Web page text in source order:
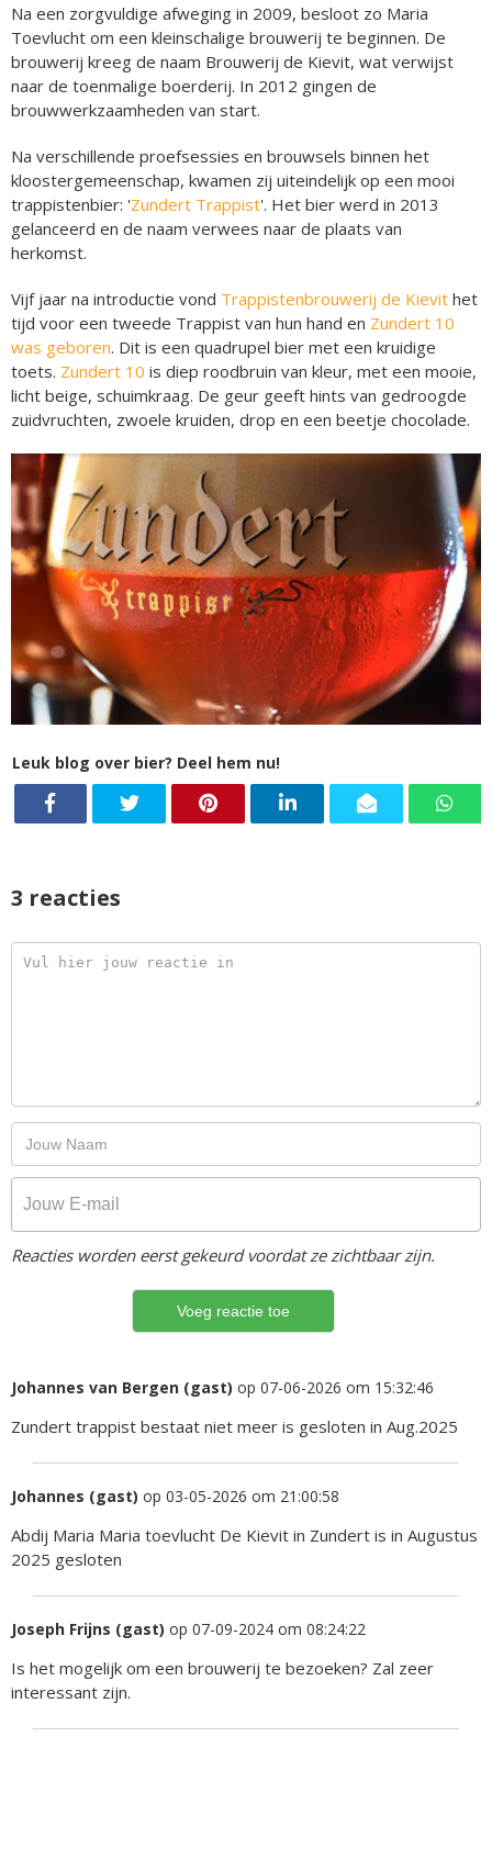
Na een zorgvuldige afweging in 2009, besloot zo Maria
Toevlucht om een kleinschalige brouwerij te beginnen. De
brouwerij kreeg de naam Brouwerij de Kievit, wat verwijst
naar de toenmalige boerderij. In 2012 gingen de
brouwwerkzaamheden van start.
Na verschillende proefsessies en brouwsels binnen het
kloostergemeenschap, kwamen zij uiteindelijk op een mooi
trappistenbier: 'Zundert Trappist'. Het bier werd in 2013
gelanceerd en de naam verwees naar de plaats van
herkomst.
Vijf jaar na introductie vond Trappistenbrouwerij de Kievit het
tijd voor een tweede Trappist van hun hand en Zundert 10
was geboren. Dit is een quadrupel bier met een kruidige
toets. Zundert 10 is diep roodbruin van kleur, met een mooie,
licht beige, schuimkraag. De geur geeft hints van gedroogde
zuidvruchten, zwoele kruiden, drop en een beetje chocolade.
Leuk blog over bier? Deel hem nu!
3 reacties
Reacties worden eerst gekeurd voordat ze zichtbaar zijn.
Johannes van Bergen (gast) op 07-06-2026 om 15:32:46
Zundert trappist bestaat niet meer is gesloten in Aug.2025
Johannes (gast) op 03-05-2026 om 21:00:58
Abdij Maria Maria toevlucht De Kievit in Zundert is in Augustus
2025 gesloten
Joseph Frijns (gast) op 07-09-2024 om 08:24:22
Is het mogelijk om een brouwerij te bezoeken? Zal zeer
interessant zijn.